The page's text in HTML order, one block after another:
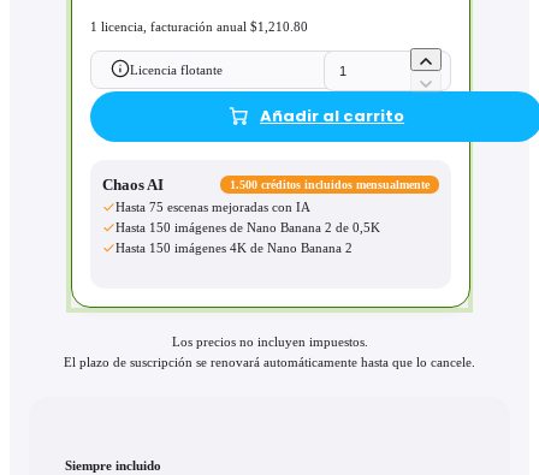
1 licencia, facturación anual $1,210.80
Licencia flotante
Añadir al carrito
Chaos AI 1.500 créditos incluidos mensualmente
Hasta 75 escenas mejoradas con IA
Hasta 150 imágenes de Nano Banana 2 de 0,5K
Hasta 150 imágenes 4K de Nano Banana 2
Los precios no incluyen impuestos.
El plazo de suscripción se renovará automáticamente hasta que lo cancele.
Siempre incluido